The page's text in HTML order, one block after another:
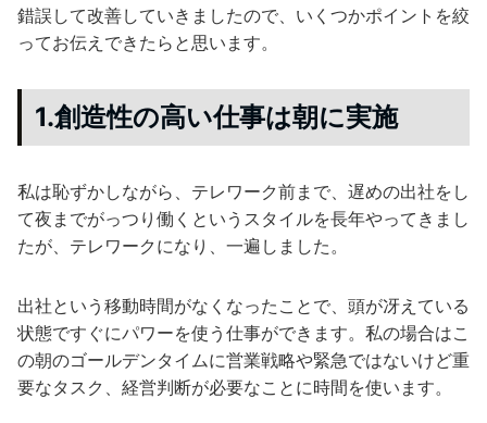
錯誤して改善していきましたので、いくつかポイントを絞
ってお伝えできたらと思います。
1.創造性の高い仕事は朝に実施
私は恥ずかしながら、テレワーク前まで、遅めの出社をし
て夜までがっつり働くというスタイルを長年やってきまし
たが、テレワークになり、一遍しました。
出社という移動時間がなくなったことで、頭が冴えている
状態ですぐにパワーを使う仕事ができます。私の場合はこ
の朝のゴールデンタイムに営業戦略や緊急ではないけど重
要なタスク、経営判断が必要なことに時間を使います。